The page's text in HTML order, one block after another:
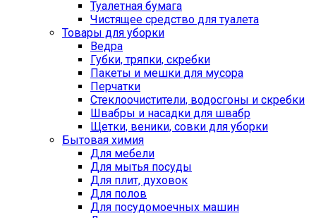
Туалетная бумага
Чистящее средство для туалета
Товары для уборки
Ведра
Губки, тряпки, скребки
Пакеты и мешки для мусора
Перчатки
Стеклоочистители, водосгоны и скребки
Швабры и насадки для швабр
Щетки, веники, совки для уборки
Бытовая химия
Для мебели
Для мытья посуды
Для плит, духовок
Для полов
Для посудомоечных машин